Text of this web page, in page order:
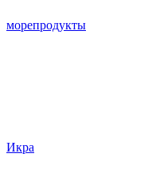
морепродукты
Икра